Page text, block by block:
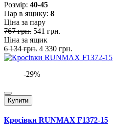
Розмiр: 40-45
Пар в ящику: 8
Ціна за пару
767 грн. 541 грн.
Ціна за ящик
6 134 грн. 4 330 грн.
-29%
Купити
Кросівки RUNMAX F1372-15